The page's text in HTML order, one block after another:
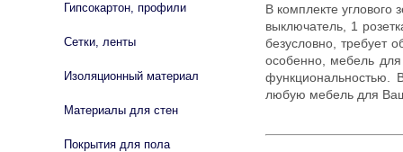
В комплекте
выключатель, 1
безусловно, требует
особенно, мебель
функциональностью.
любую мебель для
Гипсокартон, профили
Сетки, ленты
Изоляционный материал
Материалы для стен
Покрытия для пола